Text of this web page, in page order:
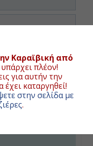
Καραϊβική από
πλέον!
για αυτήν την
καταργηθεί!
στην σελίδα με
.
Μπαχάμες
08:00
18:00
3652ναυτικά μίλια